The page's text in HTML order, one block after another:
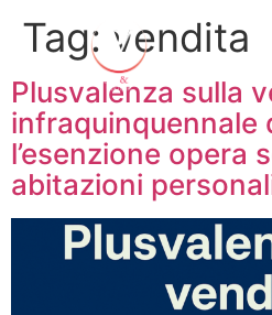
Tag: vendita
Plusvalenza sulla
infraquinquennale
l’esenzione opera
abitazioni